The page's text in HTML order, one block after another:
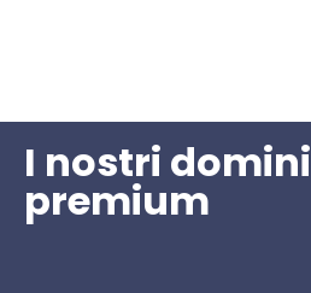
I nostri domini
premium